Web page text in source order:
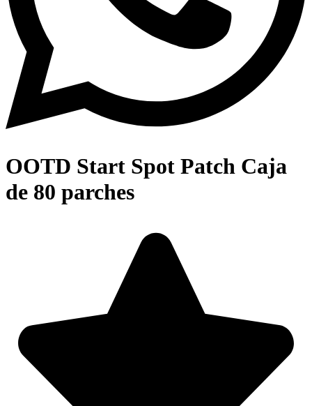
OOTD Start Spot Patch Caja
de 80 parches